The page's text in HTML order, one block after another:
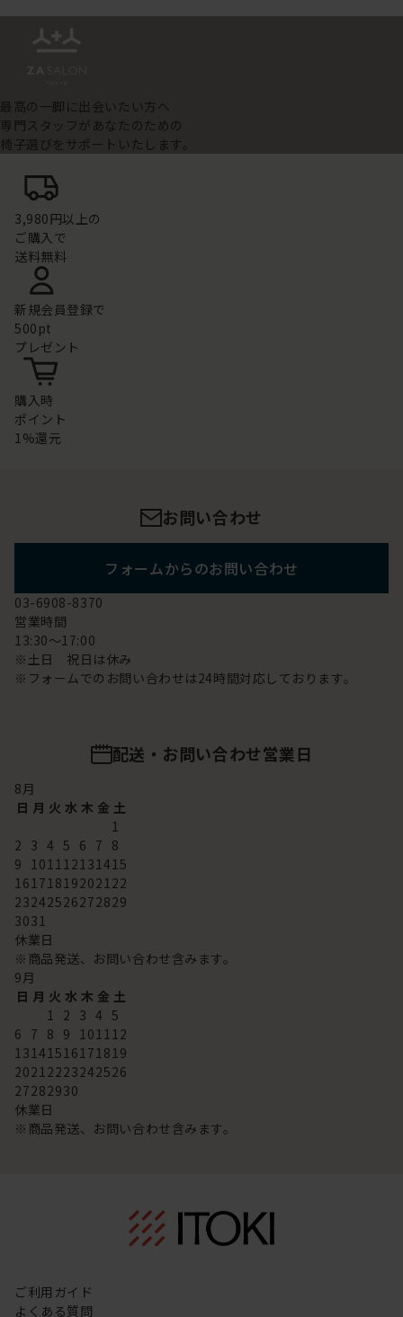
最高の一脚に出会いたい方へ
専門スタッフがあなたのための
椅子選びをサポートいたします。
3,980円以上の
ご購入で
送料無料
新規会員登録で
500pt
プレゼント
購入時
ポイント
1%還元
お問い合わせ
フォームからのお問い合わせ
03-6908-8370
営業時間
13:30～17:00
※土日 祝日は休み
※フォームでのお問い合わせは24時間対応しております。
配送・お問い合わせ営業日
8月
日 月 火 水 木 金 土
1
2 3 4 5 6 7 8
9 101112131415
16171819202122
23242526272829
3031
休業日
※商品発送、お問い合わせ含みます。
9月
日 月 火 水 木 金 土
1 2 3 4 5
6 7 8 9 101112
13141516171819
20212223242526
27282930
休業日
※商品発送、お問い合わせ含みます。
ご利用ガイド
よくある質問